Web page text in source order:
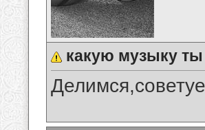
какую музыку